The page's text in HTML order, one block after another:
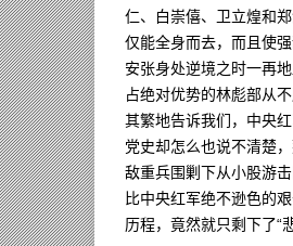
仁、白崇僖、卫立煌和
仅能全身而去，而且使
安张身处逆境之时一再
占绝对优势的林彪部从
其繁地告诉我们，中央
党史却怎么也说不清楚
敌重兵围剿下从小股游
比中央红军绝不逊色的
历程，竟然就只剩下了“